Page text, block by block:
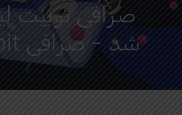
صرافی توبیت
شد - صرافی Toobit